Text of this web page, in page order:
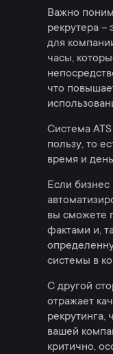
Важно
рекрутера –
для
часы,
что
Система
пользу, то
время и
Если бизнес
вы сможете
фактами и,
системы в
С другой
отражает
рекрутинга,
вашей
критично,